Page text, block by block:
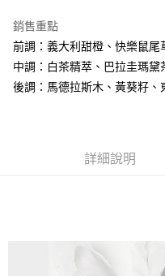
１．於結帳方式選擇「AFTEE先
結帳頁面，進行簡訊認證並確認
２．訂單成立數日內，您將收到
３．收到繳費通知簡訊後14天內
ATM／網路銀行／等多元方式進
是否繳費成功／繳費後需取消欲
權轉讓予恩沛科技股份有限公司。
２．關於個人資料處理事宜，請
付款後全家取貨
每筆NT$80，滿NT$1,500(含
萊爾富取貨付款
每筆NT$80，滿NT$1,500(含
付款後7-11取貨
每筆NT$80，滿NT$1,500(含
銷售重點
前調：義大利甜橙、快樂鼠
中調：白茶精萃、巴拉圭瑪黛
後調：馬德拉斯木、黃葵籽
詳細說明